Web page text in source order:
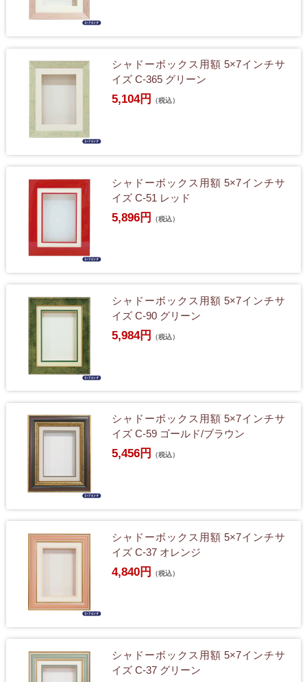
シャドーボックス用額 5×7インチサ
イズ C-365 グリーン
5,104円 （税込）
シャドーボックス用額 5×7インチサ
イズ C-51 レッド
5,896円 （税込）
シャドーボックス用額 5×7インチサ
イズ C-90 グリーン
5,984円 （税込）
シャドーボックス用額 5×7インチサ
イズ C-59 ゴールド/ブラウン
5,456円 （税込）
シャドーボックス用額 5×7インチサ
イズ C-37 オレンジ
4,840円 （税込）
シャドーボックス用額 5×7インチサ
イズ C-37 グリーン